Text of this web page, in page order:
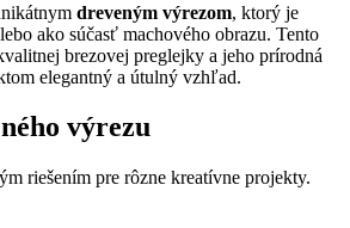
dreveným výrezom, ktorý je
ako súčasť machového obrazu. Tento
brezovej preglejky a jeho prírodná
elegantný a útulný vzhľad.
výrezu
riešením pre rôzne kreatívne projekty.